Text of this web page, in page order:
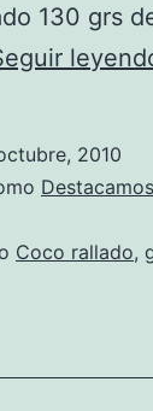
130 grs
2010
Destacamos
Coco rallado,